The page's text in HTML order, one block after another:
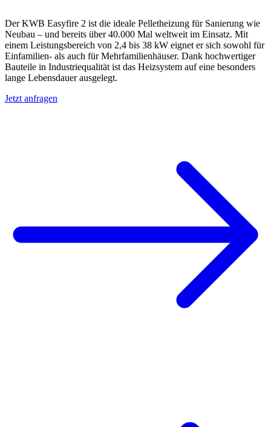
Der KWB Easyfire 2 ist die ideale Pelletheizung für Sanierung wie
Neubau – und bereits über 40.000 Mal weltweit im Einsatz. Mit
einem Leistungsbereich von 2,4 bis 38 kW eignet er sich sowohl für
Einfamilien- als auch für Mehrfamilienhäuser. Dank hochwertiger
Bauteile in Industriequalität ist das Heizsystem auf eine besonders
lange Lebensdauer ausgelegt.
Jetzt anfragen